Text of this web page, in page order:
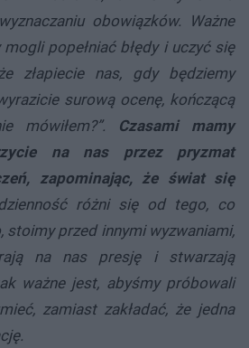
obowiązków. Ważne
popełniać błędy i uczyć się
złapiecie nas, gdy będziemy
surową ocenę, kończącą
mówiłem?”. Czasami mamy
na nas przez pryzmat
zapominając, że świat się
różni się od tego, co
stoimy przed innymi wyzwaniami,
na nas presję i stwarzają
ważne jest, abyśmy próbowali
zamiast zakładać, że jedna